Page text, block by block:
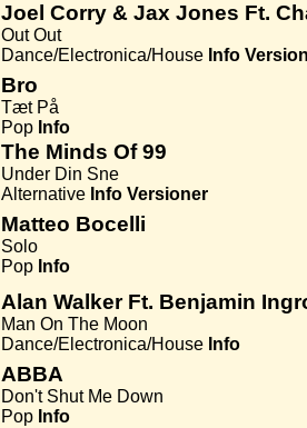
Joel Corry & Jax Jones Ft.
Out Out
Dance/Electronica/House Info
Bro
Tæt På
Pop Info
The Minds Of 99
Under Din Sne
Alternative Info Versioner
Matteo Bocelli
Solo
Pop Info
Alan Walker Ft. Benjamin
Man On The Moon
Dance/Electronica/House Info
ABBA
Don't Shut Me Down
Pop Info